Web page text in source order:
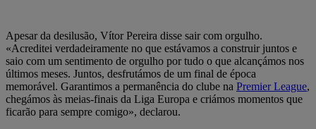
Apesar da desilusão, Vítor Pereira disse sair com orgulho.
«Acreditei verdadeiramente no que estávamos a construir juntos e
saio com um sentimento de orgulho por tudo o que alcançámos nos
últimos meses. Juntos, desfrutámos de um final de época
memorável. Garantimos a permanência do clube na Premier League,
chegámos às meias-finais da Liga Europa e criámos momentos que
ficarão para sempre comigo», declarou.